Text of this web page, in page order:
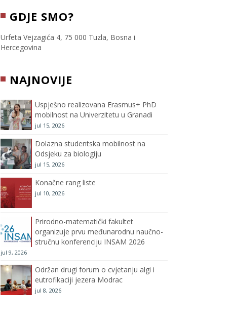
c
e
o
o
k
i
t
e
t
a
m
T
C
h
e
l
GDJE SMO?
Urfeta Vejzagića 4, 75 000 Tuzla, Bosna i
Hercegovina
NAJNOVIJE
Uspješno realizovana Erasmus+ PhD
mobilnost na Univerzitetu u Granadi
jul 15, 2026
Dolazna studentska mobilnost na
Odsjeku za biologiju
jul 15, 2026
Konačne rang liste
jul 10, 2026
Prirodno-matematički fakultet
organizuje prvu međunarodnu naučno-
stručnu konferenciju INSAM 2026
jul 9, 2026
Održan drugi forum o cvjetanju algi i
eutrofikaciji jezera Modrac
jul 8, 2026